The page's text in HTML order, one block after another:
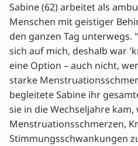
"Mit Anfang 40 hatte ich
nicht auf dem Schirm"
"Die Menopause ist eine
"Ein gesunder Lebensstil
Menopause"
"Meine letzte
Erleichterung"
"Sprechen Sie mit
Lebensphase"
Möchten Sie wissen, ob
Sabine (62) arbeitet als
Menschen mit geistiger
den ganzen Tag unterwegs.
sich auf mich, deshalb war
eine Option – auch nicht,
starke
begleitete Sabine ihr
sie in die Wechseljahre
Menstruationsschmerzen,
Stimmungsschwankungen